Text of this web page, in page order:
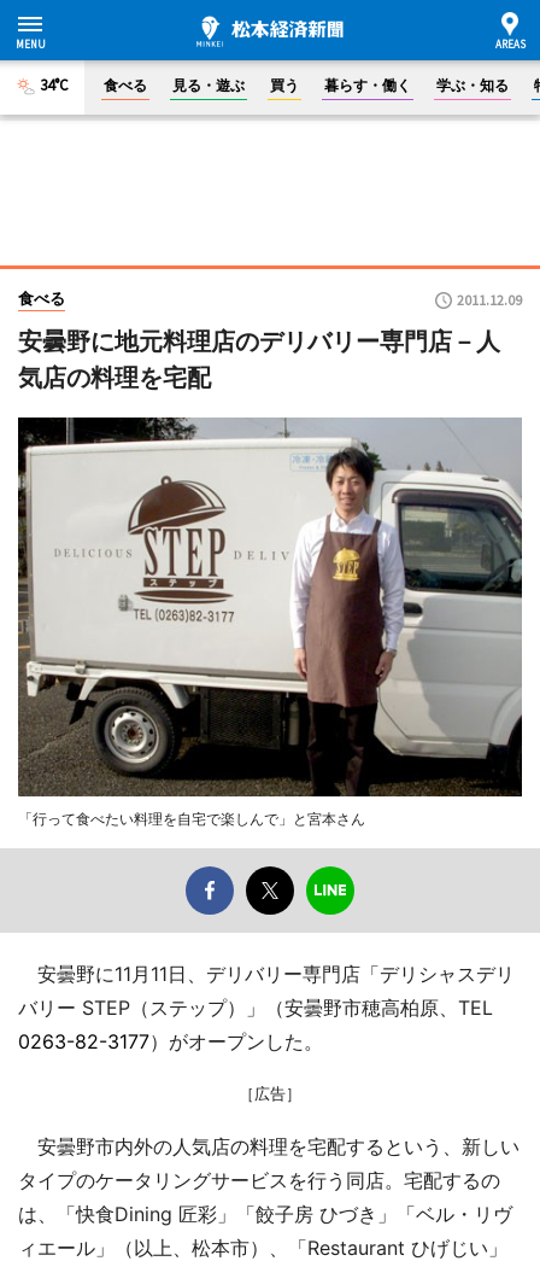
34°C 食べる 見る・遊ぶ 買う 暮らす・働く 学ぶ・知る
食べる 2011.12.09
安曇野に地元料理店のデリバリー専門店－人
気店の料理を宅配
「行って食べたい料理を自宅で楽しんで」と宮本さん
安曇野に11月11日、デリバリー専門店「デリシャスデリ
バリー STEP（ステップ）」（安曇野市穂高柏原、TEL
0263-82-3177）がオープンした。
［広告］
安曇野市内外の人気店の料理を宅配するという、新しい
タイプのケータリングサービスを行う同店。宅配するの
は、「快食Dining 匠彩」「餃子房 ひづき」「ベル・リヴ
ィエール」（以上、松本市）、「Restaurant ひげじい」